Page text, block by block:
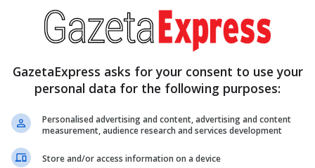
një punë të jashtëzakonshme. Dhe
tha ai.
njëjtën kohë, ai shprehu shpresën se kriza do
pa dhënë detaje të mëtejshme rreth rrjedhës
e tij vijnë ndërsa vazhdojnë kontaktet
GazetaExpress asks for your consent to use your
personal data for the following purposes:
Personalised advertising and content, advertising and content
measurement, audience research and services development
Store and/or access information on a device